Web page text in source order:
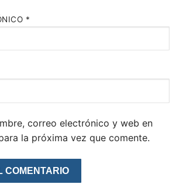
*
correo electrónico y web en
la próxima vez que comente.